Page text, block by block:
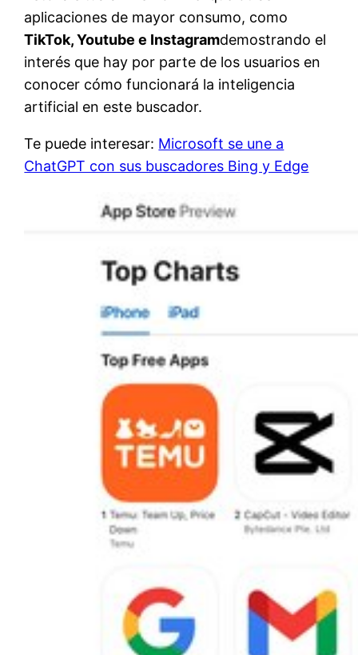
aplicaciones de mayor consumo, como
TikTok, Youtube e Instagramdemostrando el
interés que hay por parte de los usuarios en
conocer cómo funcionará la inteligencia
artificial en este buscador.
Te puede interesar: Microsoft se une a
ChatGPT con sus buscadores Bing y Edge